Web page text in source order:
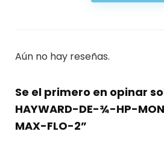
Aún no hay reseñas.
Se el primero en opinar
HAYWARD-DE-¾-HP-
MAX-FLO-2”